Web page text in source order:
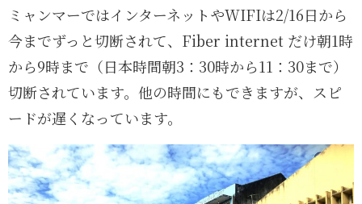
ミャンマーではインターネットやWIFIは2/16日から
今までずっと切断されて、Fiber internet だけ朝1時
から9時まで（日本時間朝3：30時から11：30まで）
切断されています。他の時間にもできますが、スピ
ードが遅くなっています。